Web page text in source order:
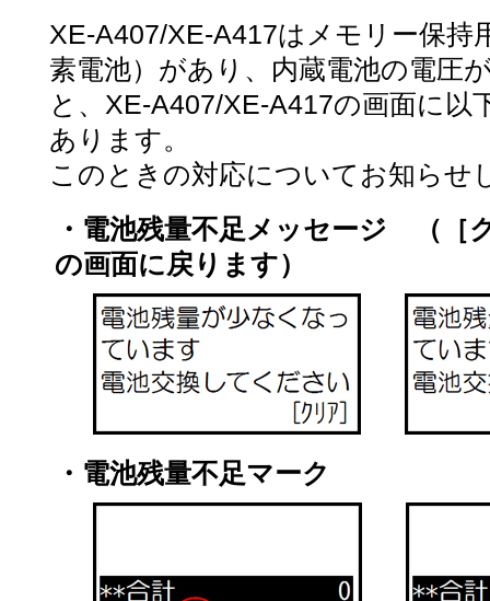
XE-A407/XE-A417はメモリー保持
素電池）があり、内蔵電池の電圧
と、XE-A407/XE-A417の画面に以
あります。
このときの対応についてお知らせ
・電池残量不足メッセージ （［
の画面に戻ります）
・電池残量不足マーク